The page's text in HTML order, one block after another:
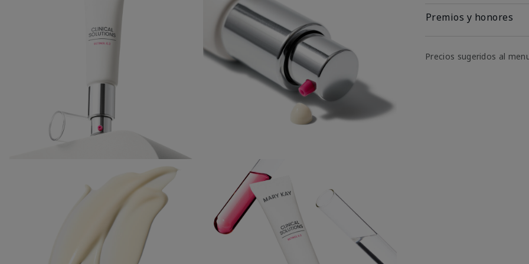
Premios y honores
Precios sugeridos al